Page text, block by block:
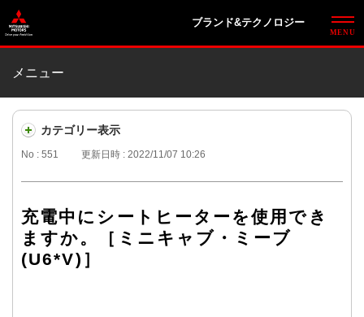
ブランド&テクノロジー
メニュー
カテゴリー表示
No : 551 更新日時 : 2022/11/07 10:26
充電中にシートヒーターを使用でき
ますか。［ミニキャブ・ミーブ
(U6*V)］